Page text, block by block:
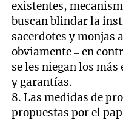
existentes,
buscan blindar la
sacerdotes y monjas
obviamente – en
se les niegan los
y garantías.
8. Las medidas de
propuestas por el